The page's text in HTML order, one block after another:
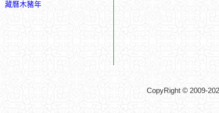
藏曆木豬年
CopyRight © 2009-